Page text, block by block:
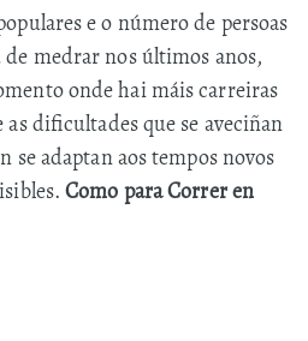
e o número de persoas
medrar nos últimos anos,
onde hai máis carreiras
dificultades que se aveciñan
se adaptan aos tempos novos
Como para Correr en